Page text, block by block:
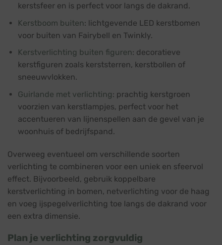
kerstsfeer en is perfect voor langs de dakrand.
Kerstboom buiten: lichtgevende LED kerstbomen
voor buiten van Fairybell en Twinkly.
Kerstverlichting buiten figuren: decoratieve
kerstfiguren zoals kerststerren, kerstbollen of
sneeuwvlokken.
Guirlande met verlichting: prachtig kerstgroen
voorzien van kerstlampjes, perfect voor het
accentueren van lijnenspellen aan de gevel van je
woonhuis of bedrijfspand.
Overweeg eventueel om verschillende soorten
verlichting te combineren voor een uniek en sfeervol
effect. Bijvoorbeeld, gebruik koppelbare
kerstverlichting in bomen, netverlichting voor de haag
en voeg ijspegelverlichting toe langs de dakrand voor
een extra dimensie.
Plan je verlichting zorgvuldig